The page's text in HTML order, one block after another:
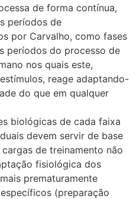
de forma contínua,
períodos de
por Carvalho, como fases
períodos do processo de
nos quais este,
reage adaptando-
do que em qualquer
biológicas de cada faixa
devem servir de base
de treinamento não
fisiológica dos
prematuramente
(preparação